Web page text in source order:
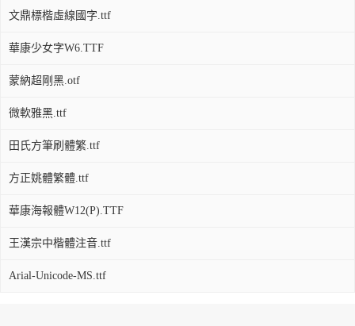
文鼎標楷虛線國字.ttf
華康少女字W6.TTF
蒙納超剛黑.otf
微軟雅黑.ttf
田氏方筆刷體繁.ttf
方正姚體繁體.ttf
華康海報體W12(P).TTF
王漢宗中楷體注音.ttf
Arial-Unicode-MS.ttf